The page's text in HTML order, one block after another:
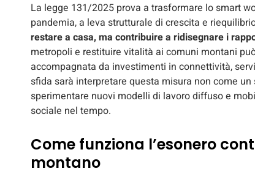
La legge 131/2025 prova a trasformare lo smart
pandemia, a leva strutturale di crescita e
restare a casa, ma contribuire a ridisegnare i
metropoli e restituire vitalità ai comuni montani
accompagnata da investimenti in connettività,
sfida sarà interpretare questa misura non come
sperimentare nuovi modelli di lavoro diffuso e
sociale nel tempo.
Come funziona l’esonero
montano